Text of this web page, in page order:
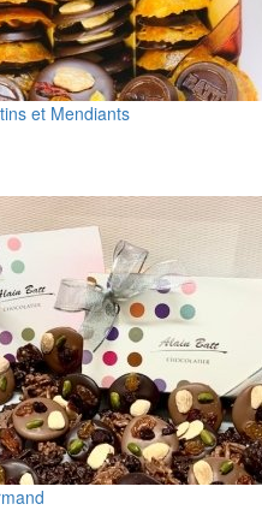
et Mendiants